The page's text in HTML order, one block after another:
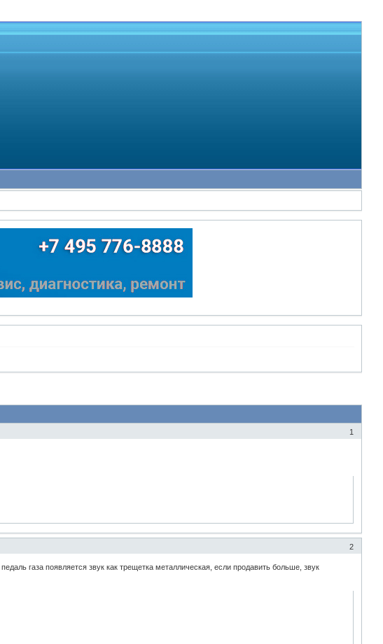
1
2
газа появляется звук как трещетка металлическая, если продавить больше, звук